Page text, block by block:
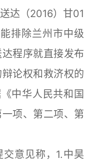
达（2016）甘01
排除兰州市中级
程序就直接发布
论权和救济权的
中华人民共和国
项、第二项、第
意见称，1.中昊